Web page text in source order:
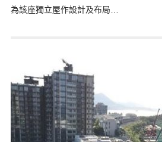
為該座獨立屋作設計及布局…